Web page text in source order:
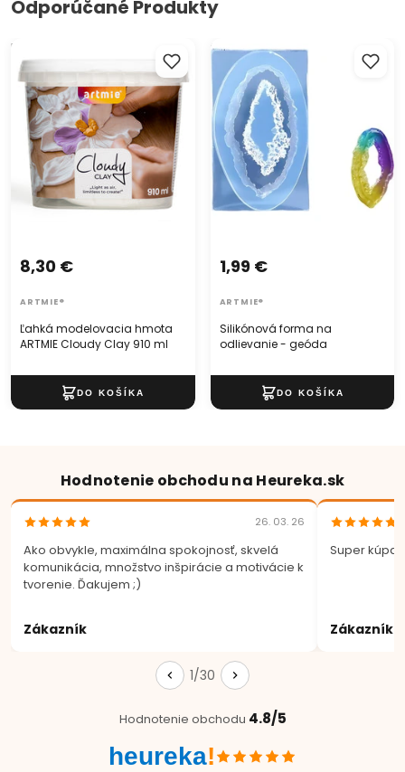
Odporúčané Produkty
Ľahká modelovacia hmota
ARTMIE Cloudy Clay 910 ml
Ľahká modelovacia hmota
ARTMIE Cloudy Clay 910 ml
8,30 €
ARTMIE®
Silikónová forma na
odlievanie - geóda
Silikónová forma na
odlievanie - geóda
1,99 €
ARTMIE®
Hodnotenie obchodu na Heureka.sk
26. 03. 26
Ako obvykle, maximálna spokojnosť, skvelá
komunikácia, množstvo inšpirácie a motivácie k
tvorenie. Ďakujem ;)
Zákazník
Super
Zákazník
1/30
Hodnotenie obchodu 4.8/5
heureka!